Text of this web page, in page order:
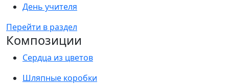
День учителя
Перейти в раздел
Композиции
Сердца из цветов
Шляпные коробки